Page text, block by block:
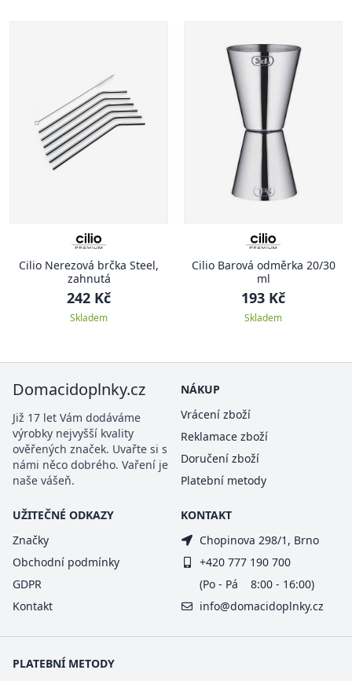
Cilio Nerezová brčka Steel,
zahnutá
242 Kč
Skladem
Cilio Barová odměrka 20/30
ml
193 Kč
Skladem
Domacidoplnky.cz
Již 17 let Vám dodáváme
výrobky nejvyšší kvality
ověřených značek. Uvařte si s
námi něco dobrého. Vaření je
naše vášeň.
NÁKUP
Vrácení zboží
Reklamace zboží
Doručení zboží
Platební metody
UŽITEČNÉ ODKAZY
Značky
Obchodní podmínky
GDPR
Kontakt
KONTAKT
Chopinova 298/1, Brno
+420 777 190 700
(Po - Pá 8:00 - 16:00)
info@domacidoplnky.cz
PLATEBNÍ METODY